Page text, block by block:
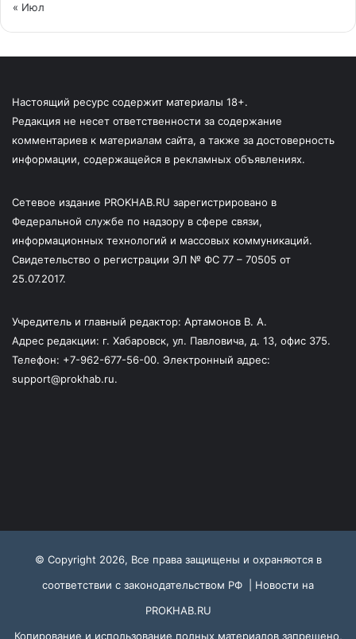
« Июл
Настоящий ресурс содержит материалы 18+.
Редакция не несет ответственности за содержание
комментариев к материалам сайта, а также за достоверность
информации, содержащейся в рекламных объявлениях.
Сетевое издание PROKHAB.RU зарегистрировано в
Федеральной службе по надзору в сфере связи,
информационных технологий и массовых коммуникаций.
Свидетельство о регистрации ЭЛ № ФС 77 – 70505 от
25.07.2017.
Учредитель и главный редактор: Артамонов В. А.
Адрес редакции: г. Хабаровск, ул. Павловича, д. 13, офис 375.
Телефон: +7-962-677-56-00. Электронный адрес:
support@prokhab.ru.
© Copyright 2026, Все права защищены и охраняются в
соответствии с законодательством РФ | Новости на
PROKHAB.RU
Копирование и использование полных материалов запрещено,